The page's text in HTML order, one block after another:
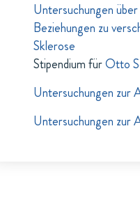
Untersuchungen
Beziehungen zu
Sklerose
Stipendium fürOtto
Untersuchungen zur
Untersuchungen zur